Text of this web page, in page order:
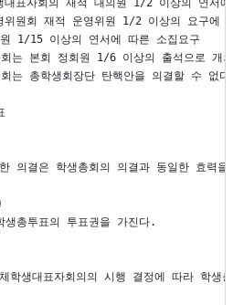
표자회의 재적 대의원 1/2 이상의 연서
원회 재적 운영위원 1/2 이상의 요구에
1/15 이상의 연서에 따른 소집요구
는 본회 정회원 1/6 이상의 출석으로 개
는 총학생회장단 탄핵안을 의결할 수 없다
의결은 학생총회의 의결과 동일한 효력
생총투표의 투표권을 가진다.
학생대표자회의의 시행 결정에 따라 학생